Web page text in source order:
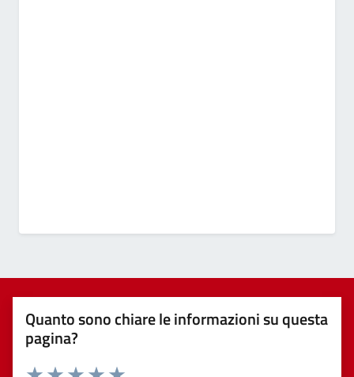
Quanto sono chiare le informazioni su questa
pagina?